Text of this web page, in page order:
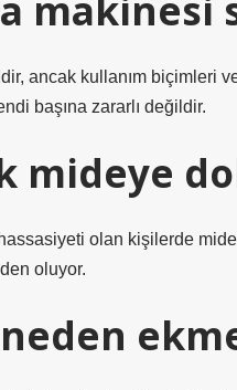
ancak kullanım biçimleri
başına zararlı değildir.
mideye
olan kişilerde
oluyor.